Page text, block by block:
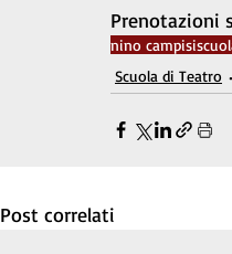
Prenotazioni
nino campisi
Scuola di Teatro
Post correlati